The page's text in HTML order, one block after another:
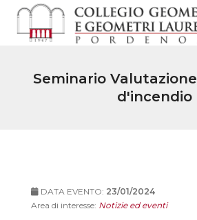
Seminario
d'incendio
DATA EVENTO: 23/01/2024
Area di interesse: Notizie ed eventi